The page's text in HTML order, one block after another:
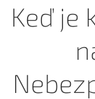
Keď je